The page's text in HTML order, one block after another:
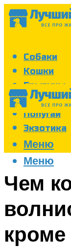
Собаки
Кошки
Грызуны
Аквариум
Попугаи
Экзотика
Меню
Меню
Чем